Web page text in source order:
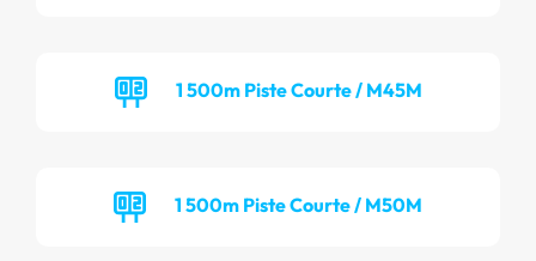
1 500m Piste Courte / M45M
1 500m Piste Courte / M50M